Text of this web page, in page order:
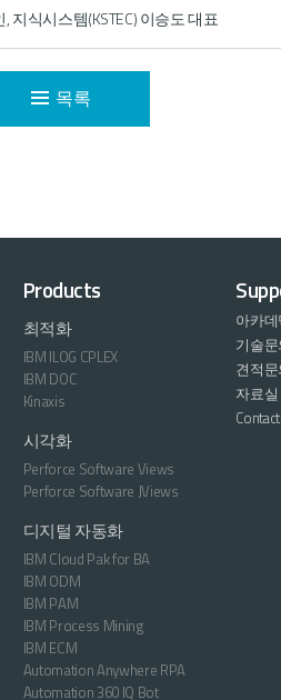
지식시스템(KSTEC) 이승도 대표
목록
Products
최적화
IBM ILOG CPLEX
IBM DOC
Kinaxis
시각화
Perforce Software Views
Perforce Software JViews
디지털 자동화
IBM Cloud Pak for BA
IBM ODM
IBM PAM
IBM Process Mining
IBM ECM
Automation Anywhere RPA
Automation 360 IQ Bot
아카
기술문
견적문
자료실